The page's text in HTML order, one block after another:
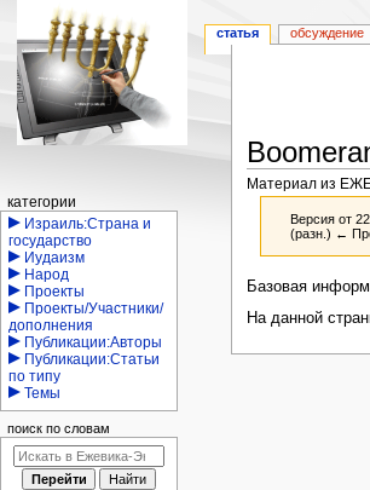
Материал из
Версия от
(разн.) ←
Перейти
к
навигации
Перейти
к
поиску
Базовая
На данной
Навигация
статья обсуждение
категории
Израиль:Страна и
государство
Иудаизм
Народ
Проекты
Проекты/Участники/
дополнения
Публикации:Авторы
Публикации:Статьи
по типу
Темы
поиск по словам